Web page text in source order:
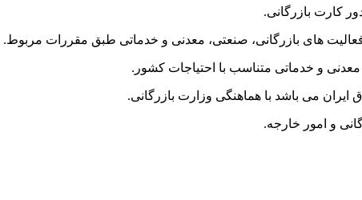
کارت بازرگانی.
های بازرگانی، صنعتی، معدنی و خدماتی طبق مقررات مربوط.
و خدماتی متناسب با احتیاجات کشور.
ایران می باشد با هماهنگی وزارت بازرگانی.
و امور خارجه.